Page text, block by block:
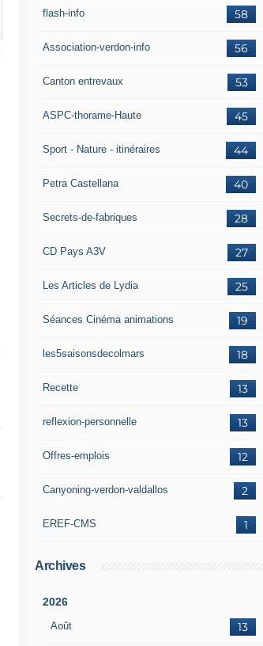
58
flash-info
56
Association-verdon-info
53
Canton entrevaux
45
ASPC-thorame-Haute
44
Sport - Nature - itinéraires
40
Petra Castellana
28
Secrets-de-fabriques
27
CD Pays A3V
25
Les Articles de Lydia
19
Séances Cinéma animations
18
les5saisonsdecolmars
13
Recette
13
reflexion-personnelle
12
Offres-emplois
2
Canyoning-verdon-valdallos
1
EREF-CMS
Archives
2026
Août 13